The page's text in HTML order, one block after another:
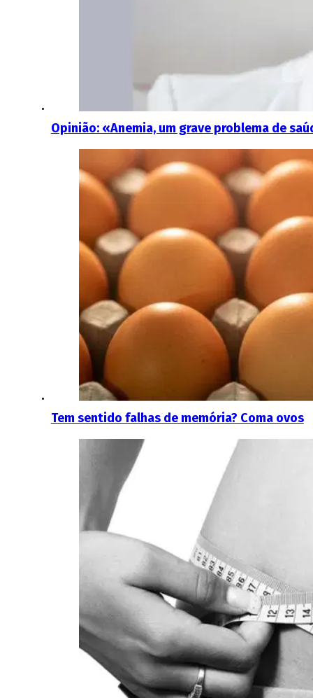
Opinião: «Anemia, um grave problema de
Tem sentido falhas de memória? Coma ovos